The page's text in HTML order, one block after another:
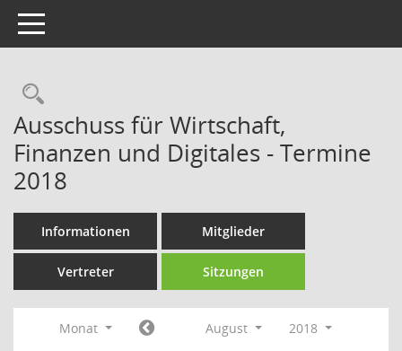
Toggle navigation
Rechercheauswahl
Ausschuss für Wirtschaft,
Finanzen und Digitales - Termine
2018
Informationen Mitglieder
Vertreter Sitzungen
Monat August
2018